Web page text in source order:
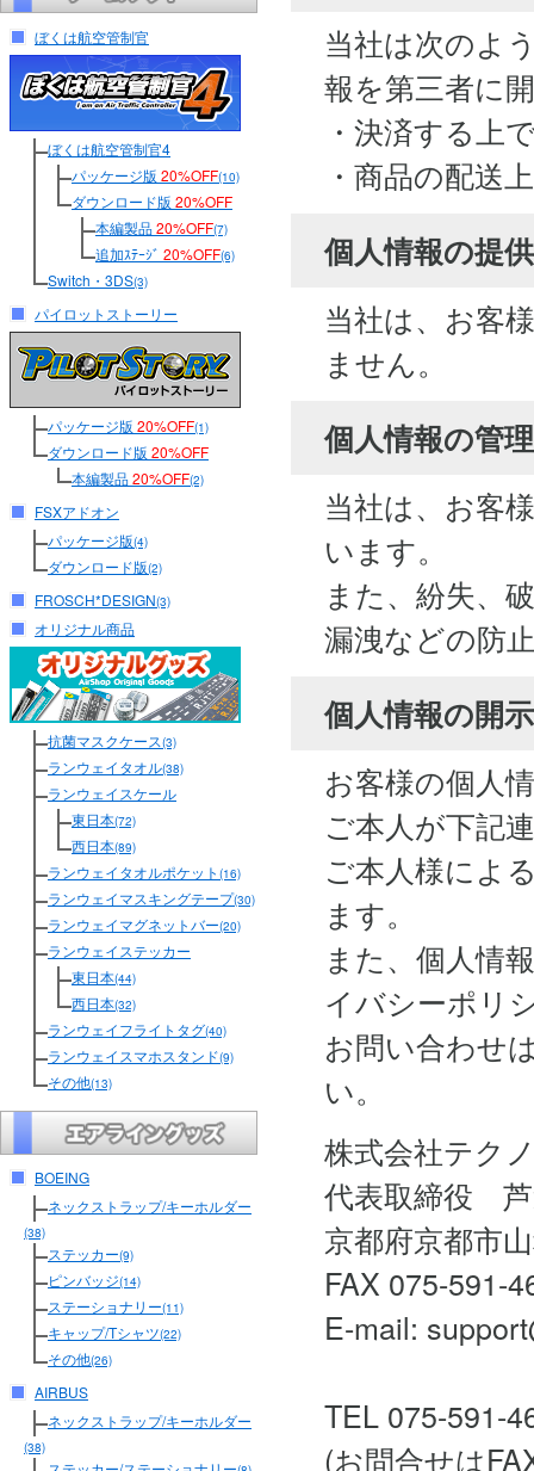
ぼくは航空管制官
ぼくは航空管制官4
パッケージ版 20%OFF(10)
ダウンロード版 20%OFF
本編製品20%OFF(7)
追加ｽﾃｰｼﾞ 20%OFF(6)
Switch・3DS(3)
パイロットストーリー
パッケージ版 20%OFF(1)
ダウンロード版 20%OFF
本編製品20%OFF(2)
FSXアドオン
パッケージ版(4)
ダウンロード版(2)
FROSCH*DESIGN(3)
オリジナル商品
抗菌マスクケース(3)
ランウェイタオル(38)
ランウェイスケール
東日本(72)
西日本(89)
ランウェイタオルポケット (16)
ランウェイマスキングテープ(30)
ランウェイマグネットバー(20)
ランウェイステッカー
東日本(44)
西日本(32)
ランウェイフライトタグ(40)
ランウェイスマホスタンド(9)
その他(13)
BOEING
ネックストラップ/キーホルダー
(38)
ステッカー(9)
ピンバッジ(14)
ステーショナリー(11)
キャップ/Tシャツ(22)
その他(26)
AIRBUS
ネックストラップ/キーホルダー
(38)
当社は次のよ
報を第三者に
・決済する上
・商品の配送
個人情報の提供
当社は、お客
ません。
個人情報の管
当社は、お客
います。
また、紛失、
漏洩などの防
個人情報の開
お客様の個人
ご本人が下記
ご本人様によ
ます。
また、個人情
イバシーポリ
お問い合わせ
い。
株式会社テク
代表取締役
京都府京都市
FAX 075-591-
E-mail:
TEL 075-591-
(お問合せは